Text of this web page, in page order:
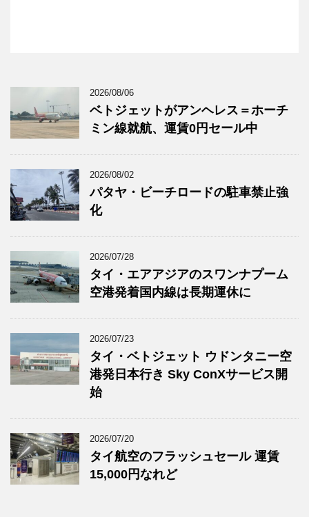
2026/08/06
ベトジェットがアンヘレス＝ホーチ
ミン線就航、運賃0円セール中
2026/08/02
パタヤ・ビーチロードの駐車禁止強
化
2026/07/28
タイ・エアアジアのスワンナプーム
空港発着国内線は長期運休に
2026/07/23
タイ・ベトジェット ウドンタニー空
港発日本行き Sky ConXサービス開
始
2026/07/20
タイ航空のフラッシュセール 運賃
15,000円なれど